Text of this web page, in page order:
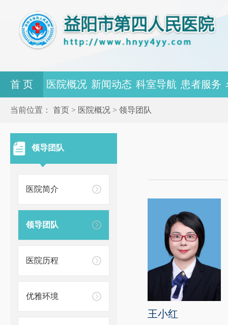
首 页 医院概况 新闻动态 科室导航 患者服务
当前位置： 首页 > 医院概况 > 领导团队
领导团队
医院简介
领导团队
医院历程
优雅环境
王小红